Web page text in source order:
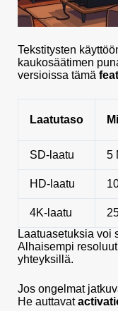
Tekstitysten
kaukosäätimen
versioissa tämä
Laatutaso
SD-laatu 5
HD-laatu
4K-laatu
Laatuasetuksia voi
Alhaisempi
yhteyksillä.
Jos ongelmat
He auttavat